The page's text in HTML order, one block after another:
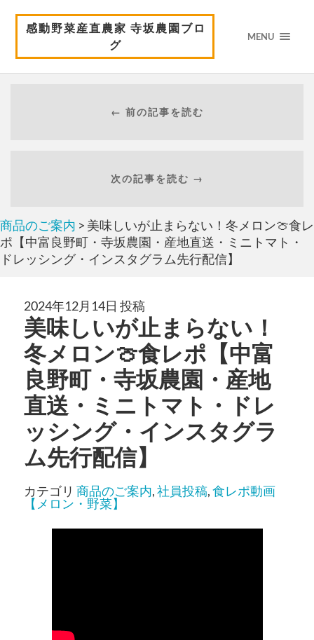
感動野菜産直農家 寺坂農園ブロ
グ
MENU
← 前の記事を読む
次の記事を読む →
商品のご案内 > 美味しいが止まらない！冬メロン🍈食レ
ポ【中富良野町・寺坂農園・産地直送・ミニトマト・
ドレッシング・インスタグラム先行配信】
2024年12月14日 投稿
美味しいが止まらない！
冬メロン🍈食レポ【中富
良野町・寺坂農園・産地
直送・ミニトマト・ドレ
ッシング・インスタグラ
ム先行配信】
カテゴリ 商品のご案内,社員投稿,食レポ動画
【メロン・野菜】